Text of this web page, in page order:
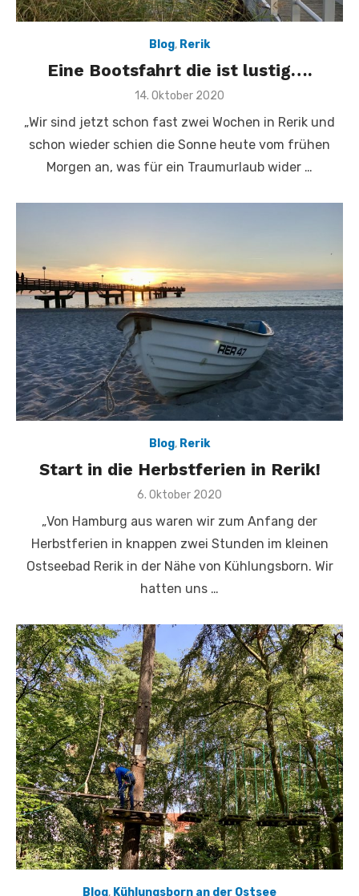
Blog, Rerik
Eine Bootsfahrt die ist lustig….
Veröffentlicht
14. Oktober 2020
„Wir sind jetzt schon fast zwei Wochen in Rerik und
schon wieder schien die Sonne heute vom frühen
Morgen an, was für ein Traumurlaub wider …
Blog, Rerik
Start in die Herbstferien in Rerik!
Veröffentlicht
6. Oktober 2020
„Von Hamburg aus waren wir zum Anfang der
Herbstferien in knappen zwei Stunden im kleinen
Ostseebad Rerik in der Nähe von Kühlungsborn. Wir
hatten uns …
Blog, Kühlungsborn an der Ostsee